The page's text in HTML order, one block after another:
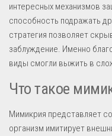
интересных механизмов
способность подражать
стратегия позволяет
заблуждение. Именно
виды смогли выжить в
Что такое
Мимикрия представляет
организм имитирует